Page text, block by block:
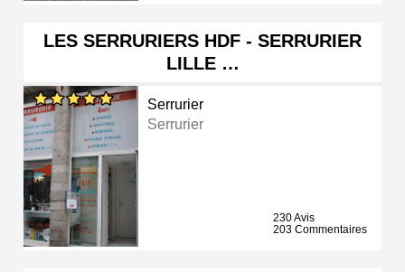
LES SERRURIERS HDF - SERRURIER
LILLE …
Serrurier
Serrurier
230 Avis
203 Commentaires